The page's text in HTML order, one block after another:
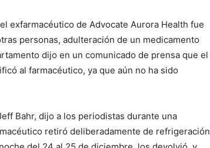
exfarmacéutico de Advocate Aurora Health fue
personas, adulteración de un medicamento
dijo en un comunicado de prensa que el
al farmacéutico, ya que aún no ha sido
Bahr, dijo a los periodistas durante una
retiró deliberadamente de refrigeración